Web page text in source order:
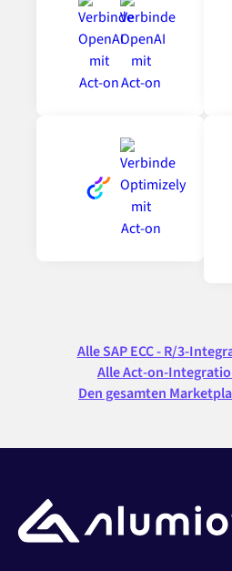
Alle SAP ECC - R/3-
Alle Act-on-
Den gesamten